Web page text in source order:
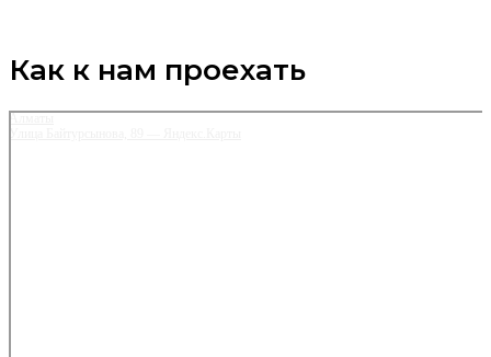
Как к нам проехать